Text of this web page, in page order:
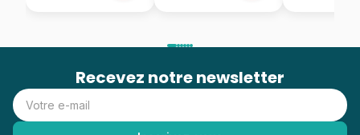
Recevez notre newsletter